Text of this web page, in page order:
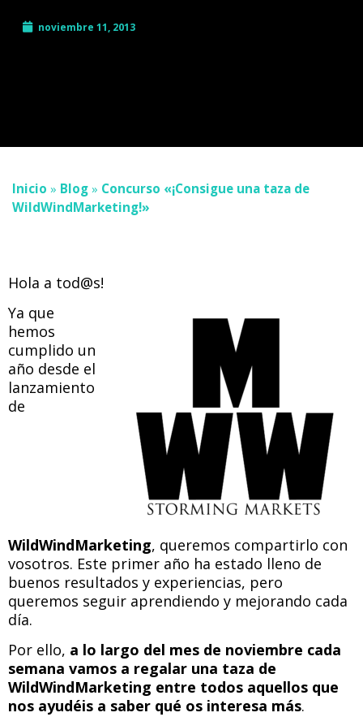
noviembre 11, 2013
Inicio » Blog » Concurso «¡Consigue una taza de
WildWindMarketing!»
Hola a tod@s!
Ya que
hemos
cumplido un
año desde el
lanzamiento
de
WildWindMarketing, queremos compartirlo con
vosotros. Este primer año ha estado lleno de
buenos resultados y experiencias, pero
queremos seguir aprendiendo y mejorando cada
día.
Por ello, a lo largo del mes de noviembre cada
semana vamos a regalar una taza de
WildWindMarketing entre todos aquellos que
nos ayudéis a saber qué os interesa más.